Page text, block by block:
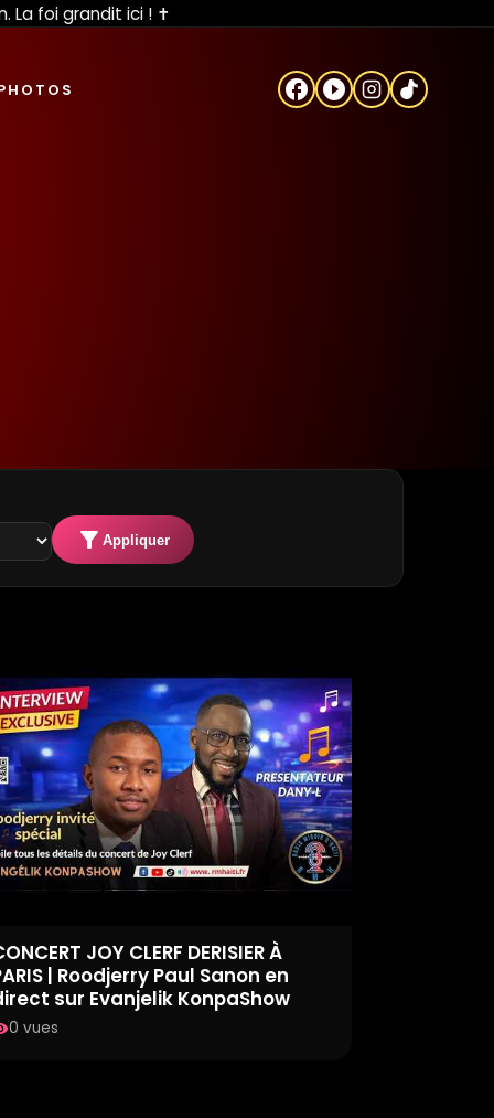
foi grandit ici ! ✝️
facebook play_circle_filled
filter_alt Appliquer
JOY CLERF DERISIER À
| Roodjerry Paul Sanon en
sur Evanjelik KonpaShow
0 vues